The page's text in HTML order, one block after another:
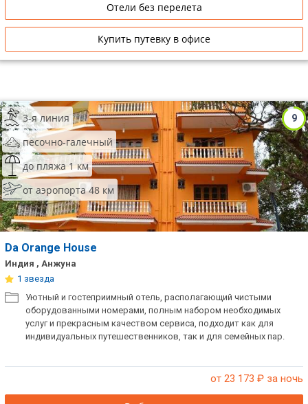
Отели без перелета
Купить путевку в офисе
9
3-я линия
песочно-галечный
до пляжа 1 км
от аэропорта 48 км
Da Orange House
Индия , Анжуна
1 звезда
Уютный и гостеприимный отель, располагающий чистыми
оборудованными номерами, полным набором необходимых
услуг и прекрасным качеством сервиса, подходит как для
индивидуальных путешественников, так и для семейных пар.
от 23 173 ₽ за ночь